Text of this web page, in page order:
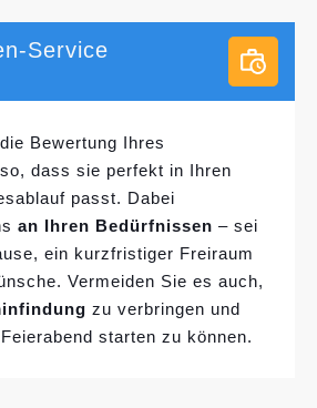
Service
Bewertung Ihres
so, dass sie perfekt in Ihren
passt. Dabei
an Ihren Bedürfnissen – sei
ein kurzfristiger Freiraum
Vermeiden Sie es auch,
zu verbringen und
starten zu können.